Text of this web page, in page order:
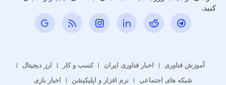
کنید.
آموزش فناوری اخبار فناوری ایران کسب و کار
ارز دیجیتال
شبکه های اجتماعی
نرم افزار و اپلیکیشن اخبار بازی